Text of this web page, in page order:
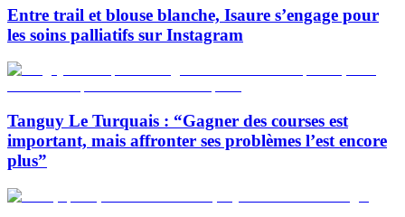
Entre trail et blouse blanche, Isaure s’engage pour
les soins palliatifs sur Instagram
Tanguy Le Turquais : “Gagner des courses est
important, mais affronter ses problèmes l’est encore
plus”